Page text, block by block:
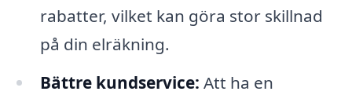
rabatter, vilket kan göra stor skillnad
på din elräkning.
Bättre kundservice: Att ha en